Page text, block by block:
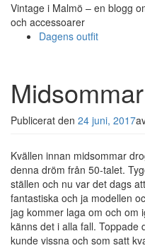
Vintage i Malmö – en blogg
och accessoarer
Dagens outfit
Publicerat den 24 juni, 2017
Kvällen innan midsommar
denna dröm från 50-talet.
ställen och nu var det dags
fantastiska och ja modellen
jag kommer laga om och om
känns det i alla fall. Toppade
kunde vissna och som satt